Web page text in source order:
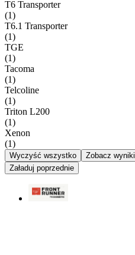
T6 Transporter
(1)
T6.1 Transporter
(1)
TGE
(1)
Tacoma
(1)
Telcoline
(1)
Triton L200
(1)
Xenon
(1)
Wyczyść wszystko Zobacz wyniki
Załaduj poprzednie